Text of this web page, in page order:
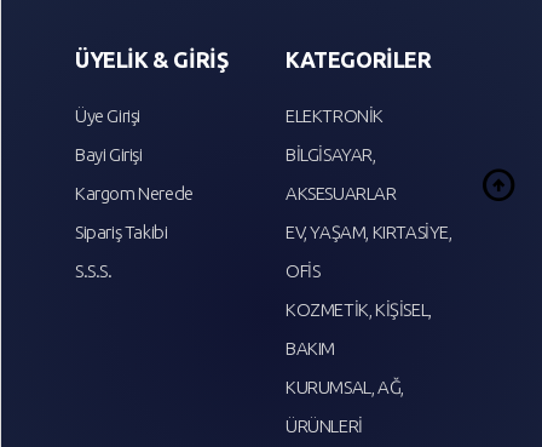
ÜYELİK & GİRİŞ
Üye Girişi
Bayi Girişi
Kargom Nerede
Sipariş Takibi
S.S.S.
KATEGORİLER
ELEKTRONİK
BİLGİSAYAR,
AKSESUARLAR
EV, YAŞAM, KIRTASİYE,
OFİS
KOZMETİK, KİŞİSEL,
BAKIM
KURUMSAL, AĞ,
ÜRÜNLERİ
arrow_circle_up